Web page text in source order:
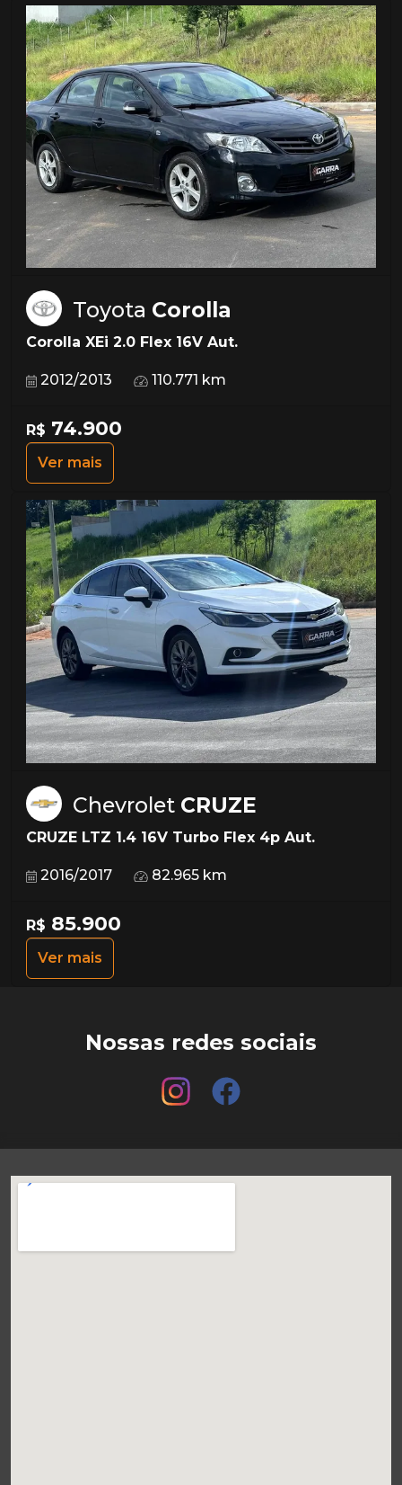
Toyota Corolla
Corolla XEi 2.0 Flex 16V Aut.
2012/2013 110.771 km
R$ 74.900
Ver mais
Chevrolet CRUZE
CRUZE LTZ 1.4 16V Turbo Flex 4p Aut.
2016/2017 82.965 km
R$ 85.900
Ver mais
Nossas redes sociais